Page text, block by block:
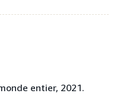
entier, 2021.